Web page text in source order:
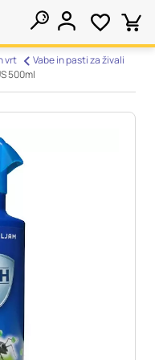
vrt
Vabe in pasti za živali
500ml
mesto lahko shrani ali
večinoma v obliki
na vas, vaše
da vaše spletno mesto
informacije običajno
vendar vam lahko
izkušnjo.
Klikajte različna
in spremenite
vrst piškotkov vpliva
in naše storitve.